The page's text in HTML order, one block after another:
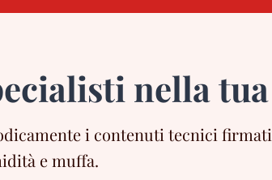
nella
i contenuti tecnici
e muffa.